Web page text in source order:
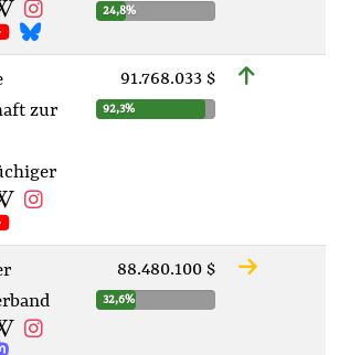
24,8%
zur
91.768.033 $
92,3%
88.480.100 $
32,6%